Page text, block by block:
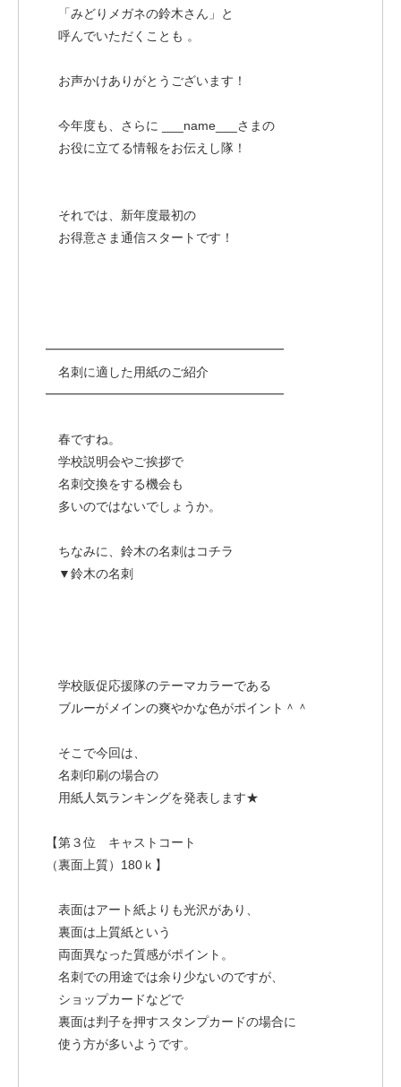
「みどりメガネの鈴木さん」と
呼んでいただくことも 。
お声かけありがとうございます！
今年度も、さらに ___name___さまの
お役に立てる情報をお伝えし隊！
それでは、新年度最初の
お得意さま通信スタートです！
━━━━━━━━━━━━━━━━━━━
名刺に適した用紙のご紹介
━━━━━━━━━━━━━━━━━━━
春ですね。
学校説明会やご挨拶で
名刺交換をする機会も
多いのではないでしょうか。
ちなみに、鈴木の名刺はコチラ
▼鈴木の名刺
学校販促応援隊のテーマカラーである
ブルーがメインの爽やかな色がポイント＾＾
そこで今回は、
名刺印刷の場合の
用紙人気ランキングを発表します★
【第３位 キャストコート
（裏面上質）180ｋ】
表面はアート紙よりも光沢があり、
裏面は上質紙という
両面異なった質感がポイント。
名刺での用途では余り少ないのですが、
ショップカードなどで
裏面は判子を押すスタンプカードの場合に
使う方が多いようです。